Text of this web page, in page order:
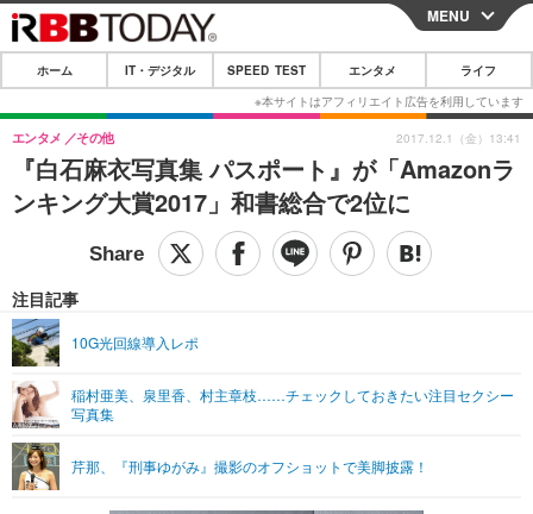
CLOSE
ホーム
IT・デジタル
IT・デジタルTOP スマートフォン
ショッピング その他
SPEED TEST
エンタメTOP 映画・ドラマ
グラビア
ショッピング その他
ライフTOP
その他
リリース一覧
プッシュ通知の停止方法
MENU
ホーム IT・デジタル SPEED TEST エンタメ ライフ
『白石麻衣写真集 パスポート』が「Amazonラ
ンキング大賞2017」和書総合で2位に
エンタメ その他
注目記事
10G光回線導入レポ
稲村亜美、泉里香、村主章枝……チェックしておきたい注目セクシー
写真集
芹那、『刑事ゆがみ』撮影のオフショットで美脚披露！
2017.12.1（金）13:41